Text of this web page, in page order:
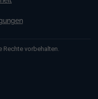
Rechte vorbehalten.